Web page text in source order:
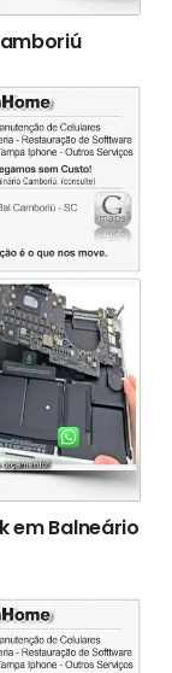
em Balneário